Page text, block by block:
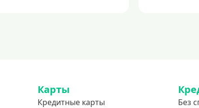
Карты
Кредитные карты
Без